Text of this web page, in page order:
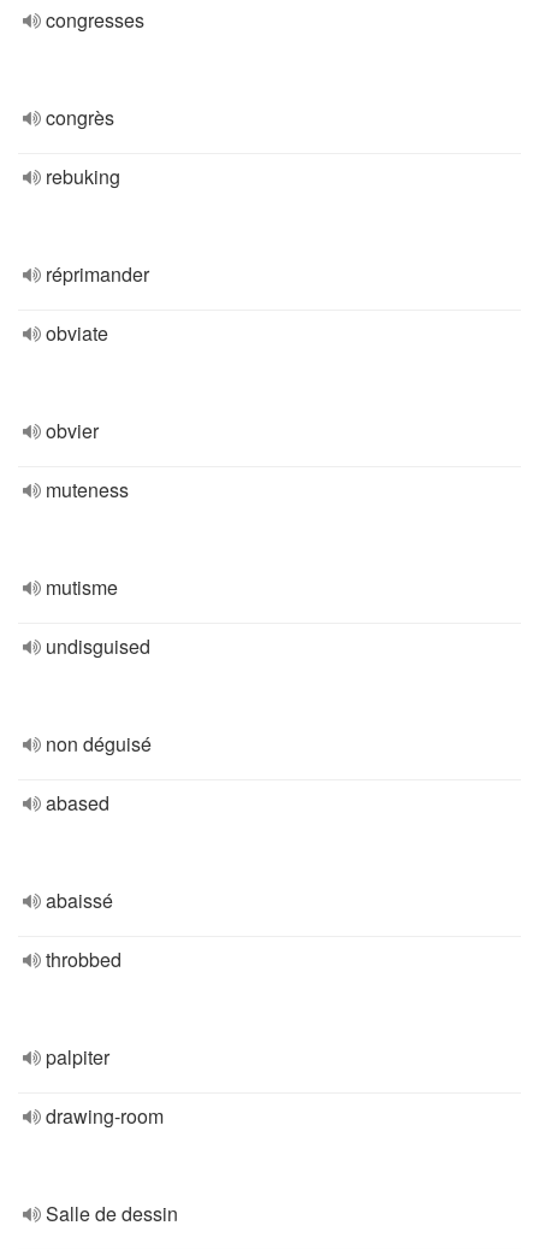
congresses
congrès
rebuking
réprimander
obviate
obvier
muteness
mutisme
undisguised
non déguisé
abased
abaissé
throbbed
palpiter
drawing-room
Salle de dessin